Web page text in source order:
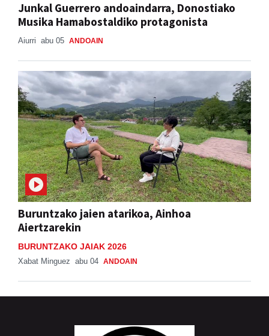
Junkal Guerrero andoaindarra, Donostiako
Musika Hamabostaldiko protagonista
Aiurri abu 05 ANDOAIN
Buruntzako jaien atarikoa, Ainhoa
Aiertzarekin
BURUNTZAKO JAIAK 2026
Xabat Minguez abu 04 ANDOAIN